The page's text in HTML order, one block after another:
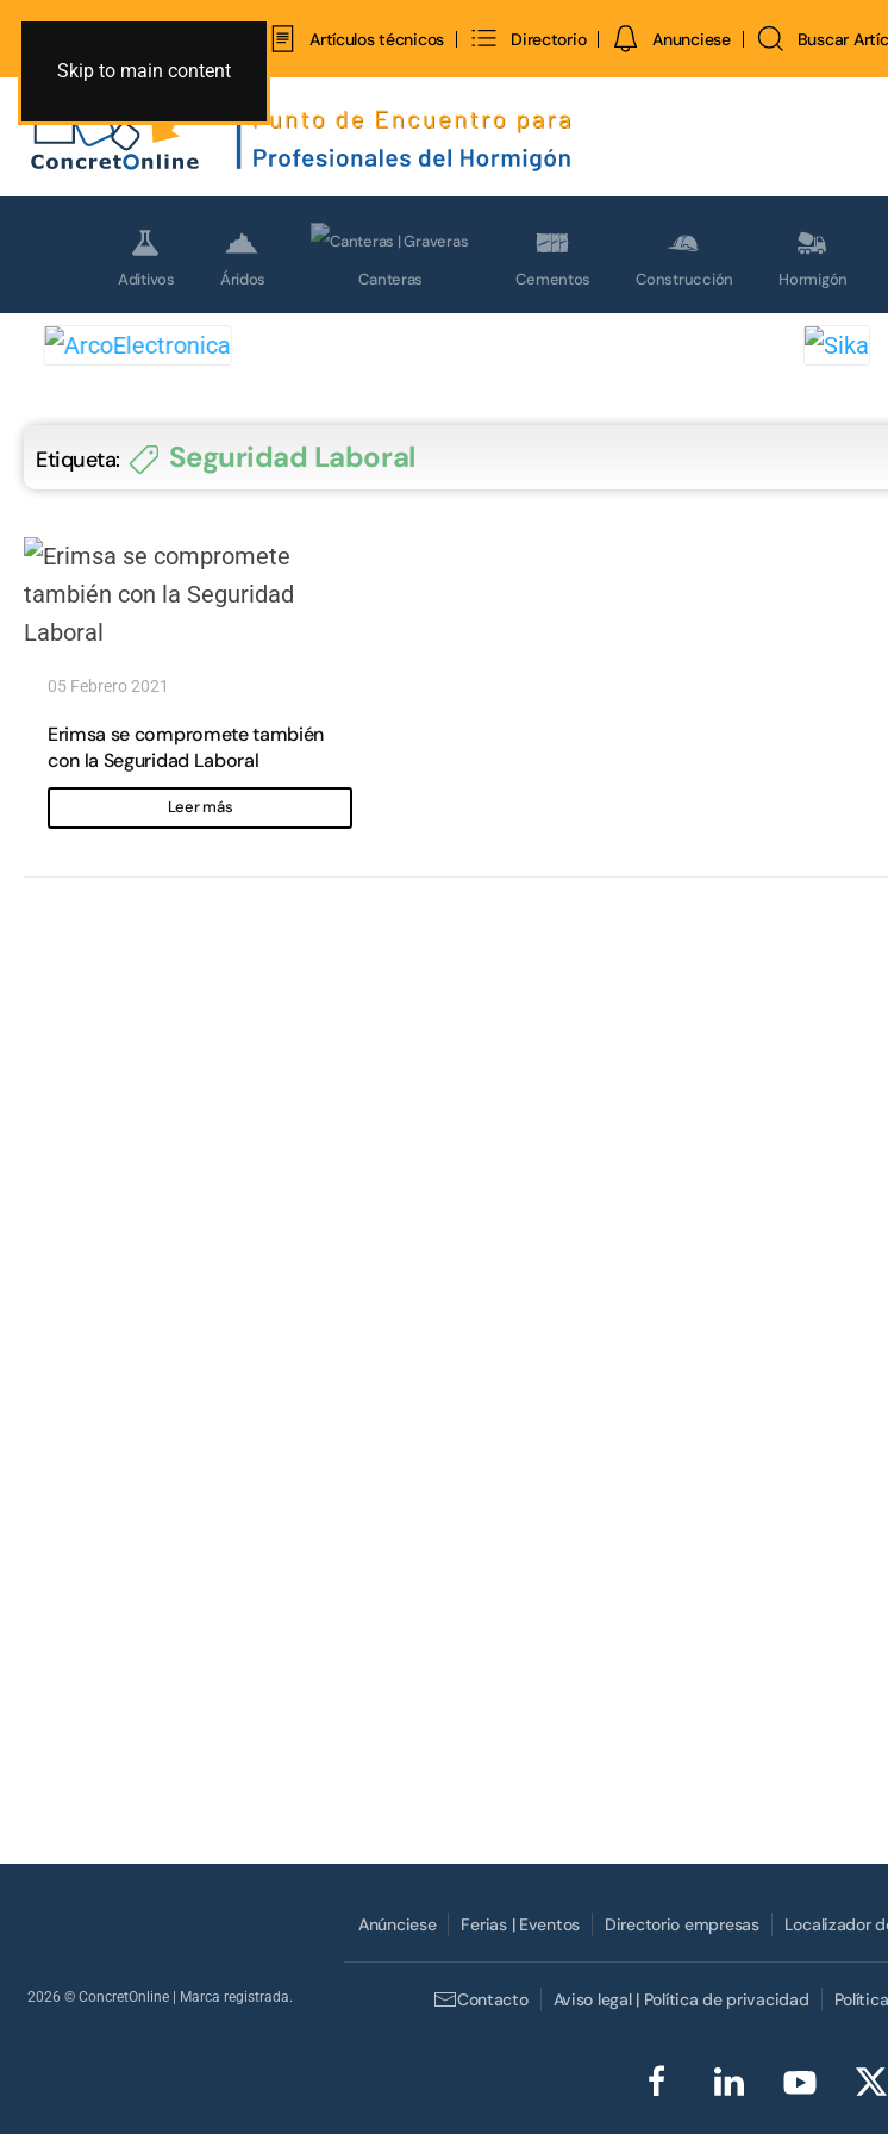
Skip to main content
Artículos técnicos Directorio Anunciese Buscar
Aditivos Áridos Canteras Cementos Construcción Hormigón
Etiqueta: Seguridad Laboral
05 Febrero 2021
Erimsa se compromete también
con la Seguridad Laboral
Leer más
2026 © ConcretOnline | Marca registrada.
Anúnciese Ferias | Eventos Directorio empresas Localizador
Contacto Aviso legal | Política de privacidad